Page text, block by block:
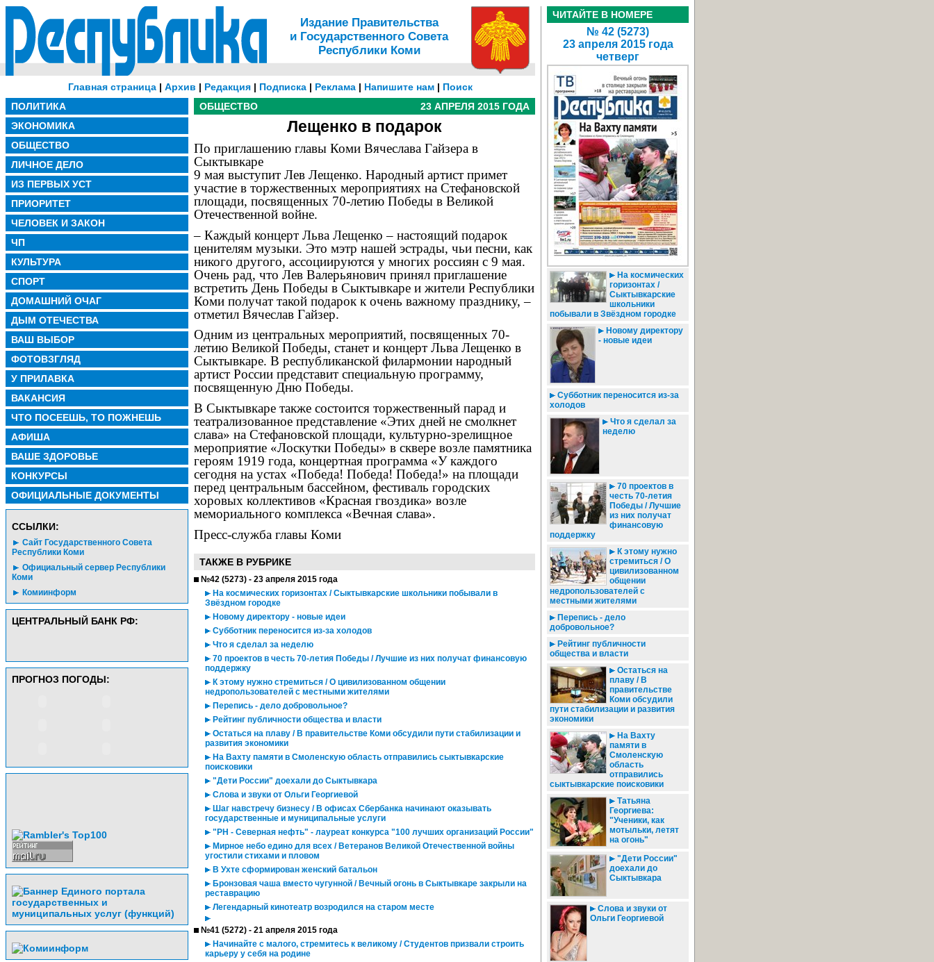
Издание Правительства
и Государственного Совета
Республики Коми
Главная страница | Архив | Редакция | Подписка | Реклама | Напишите нам | Поиск
ПОЛИТИКА
ЭКОНОМИКА
ОБЩЕСТВО
ЛИЧНОЕ ДЕЛО
ИЗ ПЕРВЫХ УСТ
ПРИОРИТЕТ
ЧЕЛОВЕК И ЗАКОН
ЧП
КУЛЬТУРА
СПОРТ
ДОМАШНИЙ ОЧАГ
ДЫМ ОТЕЧЕСТВА
ВАШ ВЫБОР
ФОТОВЗГЛЯД
У ПРИЛАВКА
ВАКАНСИЯ
ЧТО ПОСЕЕШЬ, ТО ПОЖНЕШЬ
АФИША
ВАШЕ ЗДОРОВЬЕ
КОНКУРСЫ
ОФИЦИАЛЬНЫЕ ДОКУМЕНТЫ
CСЫЛКИ:
Сайт Государственного Совета
Республики Коми
Официальный сервер Республики
Коми
Комиинформ
ЦЕНТРАЛЬНЫЙ БАНК РФ:
ПРОГНОЗ ПОГОДЫ:
ОБЩЕСТВО 23 АПРЕЛЯ 2015 ГОДА
Лещенко в подарок
По приглашению главы Коми Вячеслава Гайзера в
Сыктывкаре
9 мая выступит Лев Лещенко. Народный артист примет
участие в торжественных мероприятиях на Стефановской
площади, посвященных 70-летию Победы в Великой
Отечественной войне.
– Каждый концерт Льва Лещенко – настоящий подарок
ценителям музыки. Это мэтр нашей эстрады, чьи песни, как
никого другого, ассоциируются у многих россиян с 9 мая.
Очень рад, что Лев Валерьянович принял приглашение
встретить День Победы в Сыктывкаре и жители Республики
Коми получат такой подарок к очень важному празднику, –
отметил Вячеслав Гайзер.
Одним из центральных мероприятий, посвященных 70-
летию Великой Победы, станет и концерт Льва Лещенко в
Сыктывкаре. В республиканской филармонии народный
артист России представит специальную программу,
посвященную Дню Победы.
В Сыктывкаре также состоится торжественный парад и
театрализованное представление «Этих дней не смолкнет
слава» на Стефановской площади, культурно-зрелищное
мероприятие «Лоскутки Победы» в сквере возле памятника
героям 1919 года, концертная программа «У каждого
сегодня на устах «Победа! Победа! Победа!» на площади
перед центральным бассейном, фестиваль городских
хоровых коллективов «Красная гвоздика» возле
мемориального комплекса «Вечная слава».
Пресс-служба главы Коми
ТАКЖЕ В РУБРИКЕ
№42 (5273) - 23 апреля 2015 года
На космических горизонтах / Сыктывкарские школьники побывали в
Звёздном городке
Новому директору - новые идеи
Субботник переносится из-за холодов
Что я сделал за неделю
70 проектов в честь 70-летия Победы / Лучшие из них получат финансовую
поддержку
К этому нужно стремиться / О цивилизованном общении
недропользователей с местными жителями
Перепись - дело добровольное?
Рейтинг публичности общества и власти
Остаться на плаву / В правительстве Коми обсудили пути стабилизации и
развития экономики
На Вахту памяти в Смоленскую область отправились сыктывкарские
поисковики
"Дети России" доехали до Сыктывкара
Слова и звуки от Ольги Георгиевой
Шаг навстречу бизнесу / В офисах Сбербанка начинают оказывать
государственные и муниципальные услуги
"РН - Северная нефть" - лауреат конкурса "100 лучших организаций России"
Мирное небо едино для всех / Ветеранов Великой Отечественной войны
угостили стихами и пловом
В Ухте сформирован женский батальон
Бронзовая чаша вместо чугунной / Вечный огонь в Сыктывкаре закрыли на
реставрацию
Легендарный кинотеатр возродился на старом месте
№41 (5272) - 21 апреля 2015 года
Начинайте с малого, стремитесь к великому / Студентов призвали строить
карьеру у себя на родине
ЧИТАЙТЕ В НОМЕРЕ
№ 42 (5273)
23 апреля 2015 года
четверг
На космических
горизонтах /
Сыктывкарские
школьники
побывали в Звёздном городке
Новому директору
- новые идеи
Субботник переносится из-за
холодов
Что я сделал за
неделю
70 проектов в
честь 70-летия
Победы / Лучшие
из них получат
финансовую
поддержку
К этому нужно
стремиться / О
цивилизованном
общении
недропользователей с
местными жителями
Перепись - дело
добровольное?
Рейтинг публичности
общества и власти
Остаться на
плаву / В
правительстве
Коми обсудили
пути стабилизации и развития
экономики
На Вахту
памяти в
Смоленскую
область
отправились
сыктывкарские поисковики
Татьяна
Георгиева:
"Ученики, как
мотыльки, летят
на огонь"
"Дети России"
доехали до
Сыктывкара
Слова и звуки от
Ольги Георгиевой